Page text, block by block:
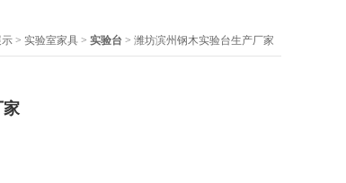
示 > 实验室家具 > 实验台 > 潍坊滨州钢木实验台生产厂家
家